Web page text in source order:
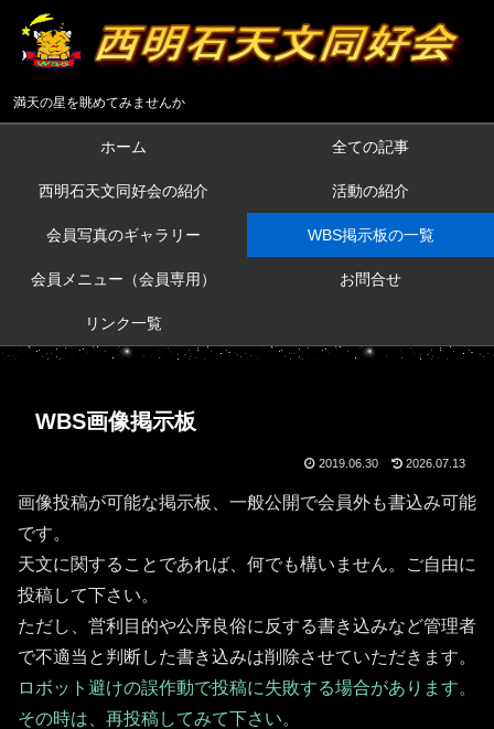
満天の星を眺めてみませんか
ホーム 全ての記事
西明石天文同好会の紹介 活動の紹介
会員写真のギャラリー WBS掲示板の一覧
会員メニュー（会員専用） お問合せ
リンク一覧
WBS画像掲示板
2019.06.30 2026.07.13
画像投稿が可能な掲示板、一般公開で会員外も書込み可能
です。
天文に関することであれば、何でも構いません。ご自由に
投稿して下さい。
ただし、営利目的や公序良俗に反する書き込みなど管理者
で不適当と判断した書き込みは削除させていただきます。
ロボット避けの誤作動で投稿に失敗する場合があります。
その時は、再投稿してみて下さい。